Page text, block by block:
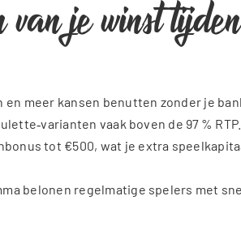
je winst
meer kansen benutten zonder je
vaak boven de 97 % RTP.
tot €500, wat je extra
belonen regelmatige spelers met